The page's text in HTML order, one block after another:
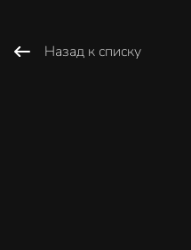
Назад к списку